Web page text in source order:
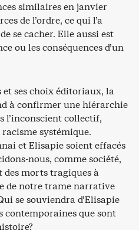
similaires en janvier
de l’ordre, ce qui l’a
se cacher. Elle aussi est
ou les conséquences d’un
et ses choix éditoriaux, la
à confirmer une hiérarchie
l’inconscient collectif,
systémique.
et Elisapie soient effacés
nous, comme société,
des morts tragiques à
de notre trame narrative
se souviendra d’Elisapie
contemporaines que sont